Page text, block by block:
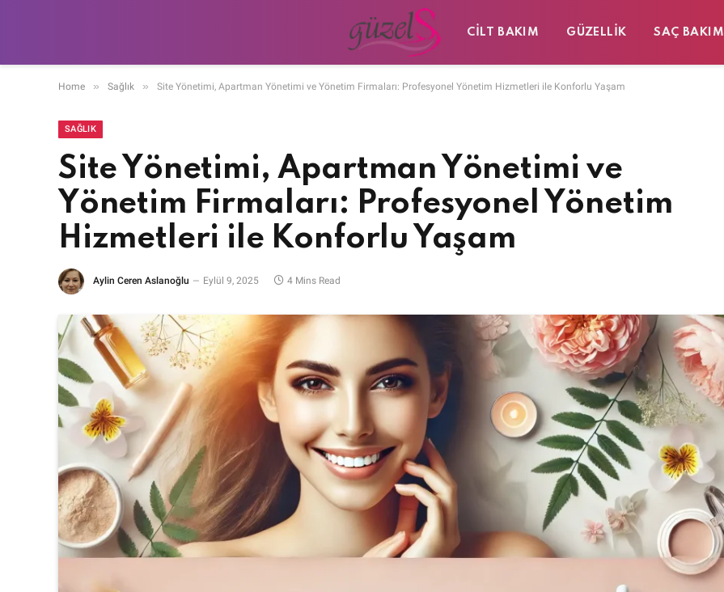
CILT BAKIM GÜZELLIK SAÇ BAKIM
Home » Sağlık » Site Yönetimi, Apartman Yönetimi ve Yönetim Firmaları: Profesyonel Yönetim Hizmetleri ile Konforlu Yaşam
SAĞLIK
Site Yönetimi, Apartman Yönetimi ve
Yönetim Firmaları: Profesyonel Yönetim
Hizmetleri ile Konforlu Yaşam
Aylin Ceren Aslanoğlu Eylül 9, 2025 4 Mins Read